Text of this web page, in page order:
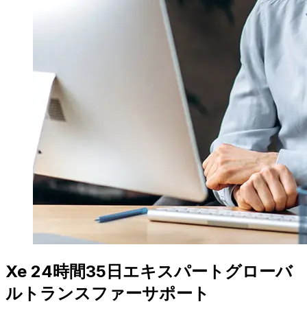
Xe 24時間35日エキスパートグローバ
ルトランスファーサポート